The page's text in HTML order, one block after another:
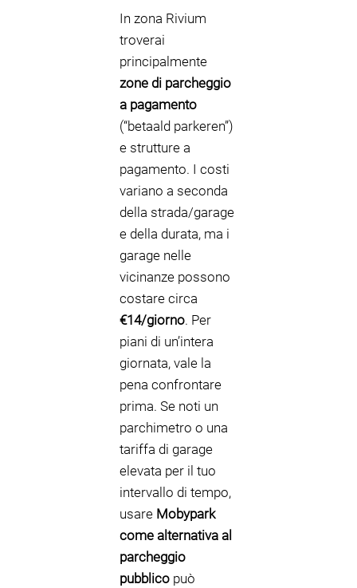
In zona Rivium
troverai
principalmente
zone di parcheggio
a pagamento
(“betaald parkeren”)
e strutture a
pagamento. I costi
variano a seconda
della strada/garage
e della durata, ma i
garage nelle
vicinanze possono
costare circa
€14/giorno. Per
piani di un’intera
giornata, vale la
pena confrontare
prima. Se noti un
parchimetro o una
tariffa di garage
elevata per il tuo
intervallo di tempo,
usare Mobypark
come alternativa al
parcheggio
pubblico può